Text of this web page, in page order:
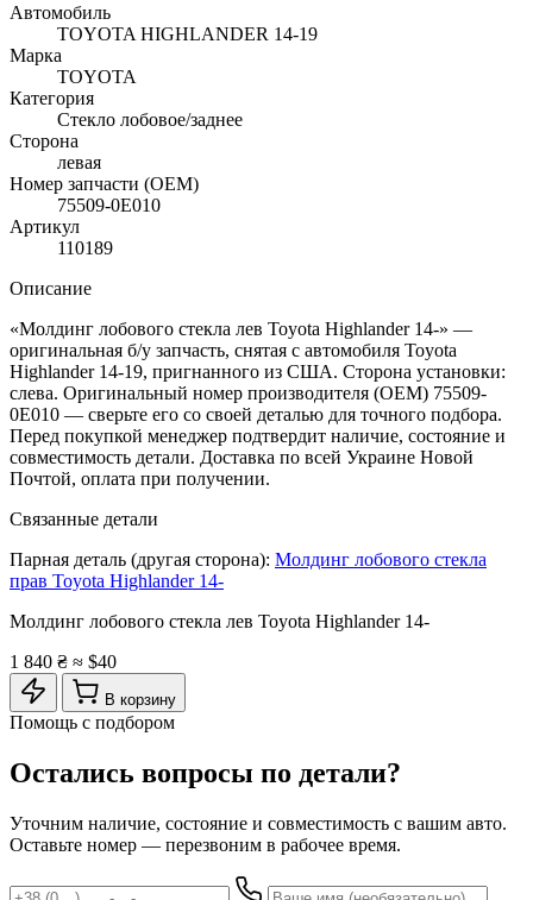
Автомобиль
TOYOTA HIGHLANDER 14-19
Марка
TOYOTA
Категория
Стекло лобовое/заднее
Сторона
левая
Номер запчасти (OEM)
75509-0E010
Артикул
110189
Описание
«Молдинг лобового стекла лев Toyota Highlander 14-» —
оригинальная б/у запчасть, снятая с автомобиля Toyota
Highlander 14-19, пригнанного из США. Сторона установки:
слева. Оригинальный номер производителя (OEM) 75509-
0E010 — сверьте его со своей деталью для точного подбора.
Перед покупкой менеджер подтвердит наличие, состояние и
совместимость детали. Доставка по всей Украине Новой
Почтой, оплата при получении.
Связанные детали
Парная деталь (другая сторона): Молдинг лобового стекла
прав Toyota Highlander 14-
Молдинг лобового стекла лев Toyota Highlander 14-
1 840 ₴ ≈ $40
В корзину
Помощь с подбором
Остались вопросы по детали?
Уточним наличие, состояние и совместимость с вашим авто.
Оставьте номер — перезвоним в рабочее время.